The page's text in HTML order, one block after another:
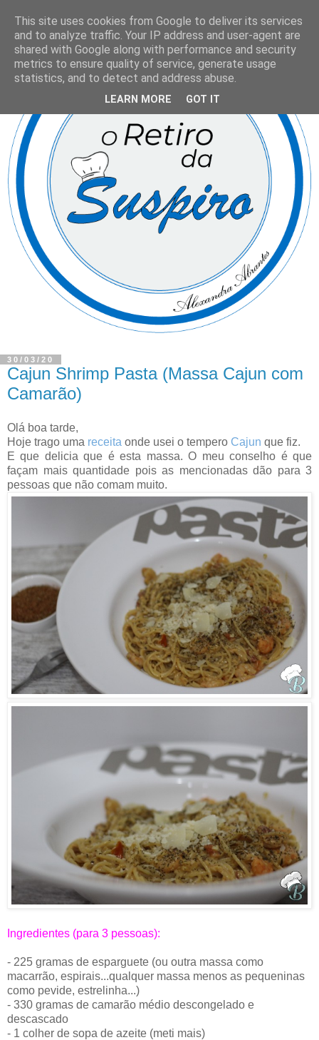
30/03/20
Cajun Shrimp Pasta (Massa Cajun com
Camarão)
Olá boa tarde,
Hoje trago uma receita onde usei o tempero Cajun que fiz.
E que delicia que é esta massa. O meu conselho é que
façam mais quantidade pois as mencionadas dão para 3
pessoas que não comam muito.
Ingredientes (para 3 pessoas):
- 225 gramas de esparguete (ou outra massa como
macarrão, espirais...qualquer massa menos as pequeninas
como pevide, estrelinha...)
- 330 gramas de camarão médio descongelado e
descascado
- 1 colher de sopa de azeite (meti mais)
This site uses cookies from Google to deliver its services
and to analyze traffic. Your IP address and user-agent are
shared with Google along with performance and security
metrics to ensure quality of service, generate usage
statistics, and to detect and address abuse.
LEARN MORE GOT IT